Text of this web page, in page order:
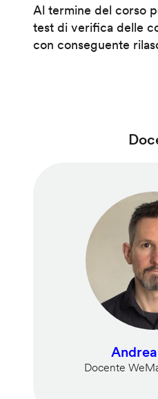
Al termine del corso
test di verifica delle
con conseguente
Docente